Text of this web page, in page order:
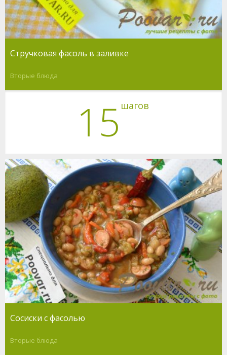
Стручковая фасоль в заливке
Вторые блюда
15 шагов
Сосиски с фасолью
Вторые блюда